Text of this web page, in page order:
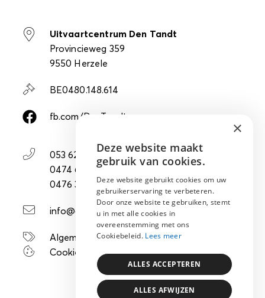
Uitvaartcentrum Den Tandt
Provincieweg 359
9550 Herzele
BE0480.148.614
fb.com/DenTandt
053 62 25 47
0474 63 70 22
0476 38 79 05
info@dentandt.be
Algemene voorwaarden
Cookies & privacy
ENGLISH
FRANÇAIS
×
Deze website maakt
gebruik van cookies.
Deze website gebruikt cookies om uw
gebruikerservaring te verbeteren.
Door onze website te gebruiken, stemt
u in met alle cookies in
overeenstemming met ons
Cookiebeleid. Lees meer
ALLES ACCEPTEREN
ALLES AFWIJZEN